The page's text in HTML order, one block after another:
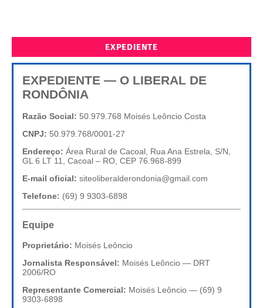
EXPEDIENTE
EXPEDIENTE — O LIBERAL DE
RONDÔNIA
Razão Social: 50.979.768 Moisés Leôncio Costa
CNPJ: 50.979.768/0001-27
Endereço: Área Rural de Cacoal, Rua Ana Estrela, S/N,
GL 6 LT 11, Cacoal – RO, CEP 76.968-899
E-mail oficial: siteoliberalderondonia@gmail.com
Telefone: (69) 9 9303-6898
Equipe
Proprietário: Moisés Leôncio
Jornalista Responsável: Moisés Leôncio — DRT
2006/RO
Representante Comercial: Moisés Leôncio — (69) 9
9303-6898